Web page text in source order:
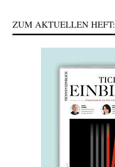
ZUM AKTUELLEN HEFT: